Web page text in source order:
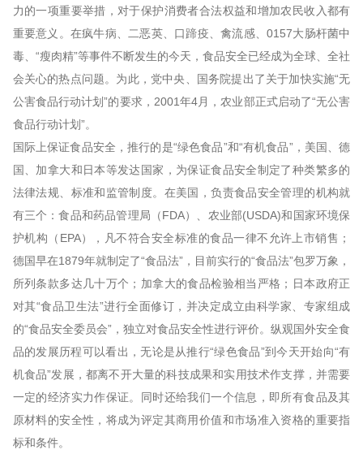
力的一项重要举措，对于保护消费者合法权益和增加农民收入都有
重要意义。在疯牛病、二恶英、口蹄疫、禽流感、0157大肠杆菌中
毒、“瘦肉精”等事件不断发生的今天，食品安全已经成为全球、全社
会关心的热点问题。为此，党中央、国务院提出了关于加快实施“无
公害食品行动计划”的要求，2001年4月，农业部正式启动了“无公害
食品行动计划”。
国际上保证食品安全，推行的是“绿色食品”和“有机食品”，美国、德
国、加拿大和日本等发达国家，为保证食品安全制定了种类繁多的
法律法规、标准和监管制度。在美国，负责食品安全管理的机构就
有三个：食品和药品管理局（FDA）、农业部(USDA)和国家环境保
护机构（EPA），凡不符合安全标准的食品一律不允许上市销售；
德国早在1879年就制定了“食品法”，目前实行的“食品法”包罗万象，
所列条款多达几十万个；加拿大的食品检验相当严格；日本政府正
对其“食品卫生法”进行全面修订，并决定成立由科学家、专家组成
的“食品安全委员会”，独立对食品安全性进行评价。纵观国外安全食
品的发展历程可以看出，无论是从推行“绿色食品”到今天开始向“有
机食品”发展，都离不开大量的科技成果和实用技术作支撑，并需要
一定的经济实力作保证。同时还给我们一个信息，即所有食品及其
原材料的安全性，将成为评定其商用价值和市场准入资格的重要指
标和条件。